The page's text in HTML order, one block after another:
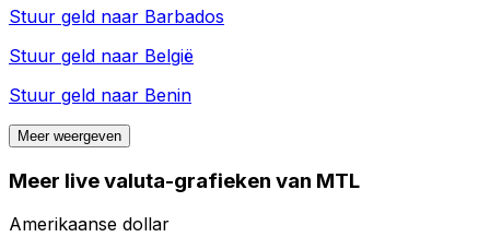
Stuur geld naar Barbados
Stuur geld naar België
Stuur geld naar Benin
Meer weergeven
Meer live valuta-grafieken van MTL
Amerikaanse dollar